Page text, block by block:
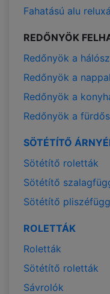
Fahatású alu
REDŐNYÖK
Redőnyök a
Redőnyök a
Redőnyök a
Redőnyök a
SÖTÉTÍTŐ
Sötétítő roletták
Sötétítő
Sötétítő
ROLETTÁK
Roletták
Sötétítő roletták
Sávrolók